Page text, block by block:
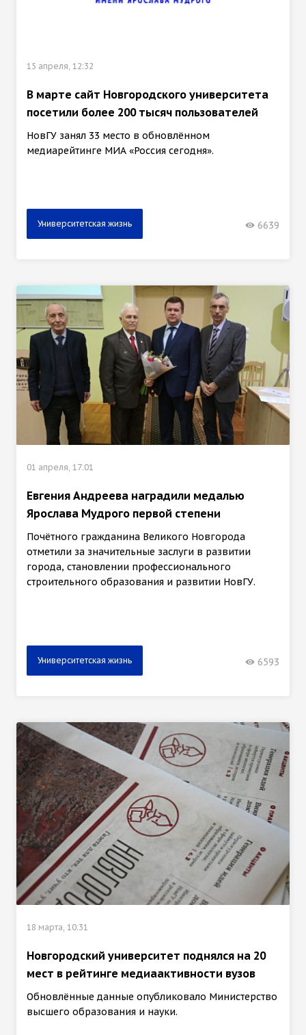
15 апреля, 12:32
В марте сайт Новгородского университета
посетили более 200 тысяч пользователей
НовГУ занял 33 место в обновлённом
медиарейтинге МИА «Россия сегодня».
Университетская жизнь 6639
01 апреля, 17:01
Евгения Андреева наградили медалью
Ярослава Мудрого первой степени
Почётного гражданина Великого Новгорода
отметили за значительные заслуги в развитии
города, становлении профессионального
строительного образования и развитии НовГУ.
Университетская жизнь 6593
18 марта, 10:31
Новгородский университет поднялся на 20
мест в рейтинге медиаактивности вузов
Обновлённые данные опубликовало Министерство
высшего образования и науки.